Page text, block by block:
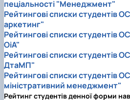
пеціальності "Менеджмент"
Рейтингові списки студентів
аркетинг"
Рейтингові списки студентів
ОіА"
Рейтингові списки студентів
ДтаМП"
Рейтингові списки студентів
міністративний менеджмент"
Рейтинг студентів денної форми